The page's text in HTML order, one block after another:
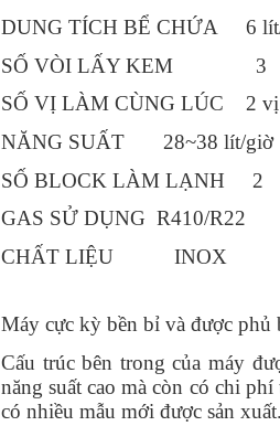
DUNG TÍCH BỂ CHỨA 6
SỐ VÒI LẤY KEM 3
SỐ VỊ LÀM CÙNG LÚC 2 vị
NĂNG SUẤT 28~38 lít/giờ
SỐ BLOCK LÀM LẠNH 2
GAS SỬ DỤNG R410/R22
CHẤT LIỆU INOX
Máy cực kỳ bền bỉ và được
Cấu trúc bên trong của máy
năng suất cao mà còn có chi
có nhiều mẫu mới được sản xuất.